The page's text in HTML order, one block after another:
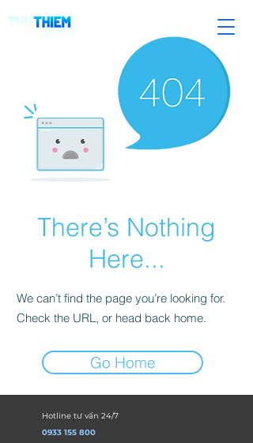
There’s Nothing
Here...
We can’t find the page you’re looking for.
Check the URL, or head back home.
Go Home
Hotline tư vấn 24/7
0933 155 800